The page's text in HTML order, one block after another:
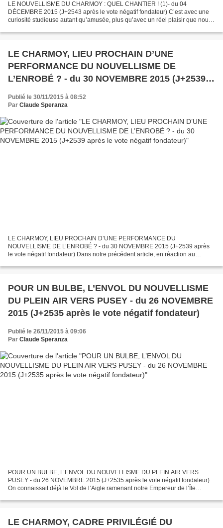
LE NOUVELLISME DU CHARMOY : QUEL CHANTIER ! (1)- du 04
DÉCEMBRE 2015 (J+2543 après le vote négatif fondateur) C’est avec une
curiosité studieuse autant qu’amusée, plus qu’avec un réel plaisir que nous
LE CHARMOY, LIEU PROCHAIN D’UNE
PERFORMANCE DU NOUVELLISME DE
L’ENROBÉ ? - du 30 NOVEMBRE 2015 (J+2539
après le vote négatif fondateur)
Publié le 30/11/2015 à 08:52
Par Claude Speranza
LE CHARMOY, LIEU PROCHAIN D’UNE PERFORMANCE DU
NOUVELLISME DE L’ENROBÉ ? - du 30 NOVEMBRE 2015 (J+2539 après
le vote négatif fondateur) Dans notre précédent article, en réaction au
d’appeler...
POUR UN BULBE, L’ENVOL DU NOUVELLISME
DU PLEIN AIR VERS PUSEY - du 26 NOVEMBRE
2015 (J+2535 après le vote négatif fondateur)
Publié le 26/11/2015 à 09:06
Par Claude Speranza
POUR UN BULBE, L’ENVOL DU NOUVELLISME DU PLEIN AIR VERS
PUSEY - du 26 NOVEMBRE 2015 (J+2535 après le vote négatif fondateur)
On connaissait déjà le Vol de l’Aigle ramenant notre Empereur de l’Île
LE CHARMOY, CADRE PRIVILÉGIÉ DU